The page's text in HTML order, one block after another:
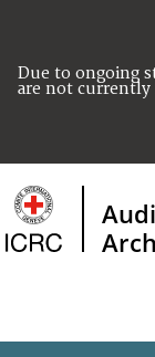
Due to ongoing
are not currently